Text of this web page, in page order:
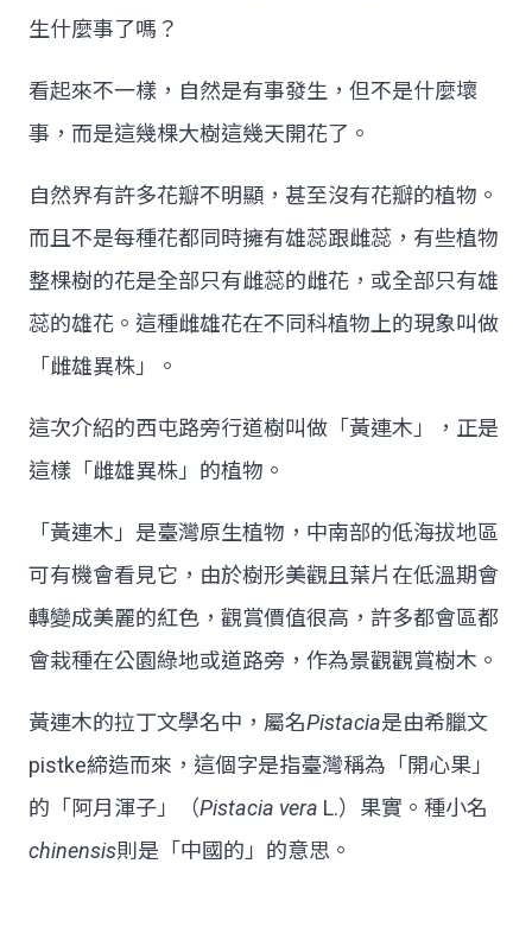
生什麼事了嗎？
看起來不一樣，自然是有事發生，但不是什麼壞
事，而是這幾棵大樹這幾天開花了。
自然界有許多花瓣不明顯，甚至沒有花瓣的植物。
而且不是每種花都同時擁有雄蕊跟雌蕊，有些植物
整棵樹的花是全部只有雌蕊的雌花，或全部只有雄
蕊的雄花。這種雌雄花在不同科植物上的現象叫做
「雌雄異株」。
這次介紹的西屯路旁行道樹叫做「黃連木」，正是
這樣「雌雄異株」的植物。
「黃連木」是臺灣原生植物，中南部的低海拔地區
可有機會看見它，由於樹形美觀且葉片在低溫期會
轉變成美麗的紅色，觀賞價值很高，許多都會區都
會栽種在公園綠地或道路旁，作為景觀觀賞樹木。
黃連木的拉丁文學名中，屬名Pistacia是由希臘文
pistke締造而來，這個字是指臺灣稱為「開心果」
的「阿月渾子」（Pistacia vera L.）果實。種小名
chinensis則是「中國的」的意思。